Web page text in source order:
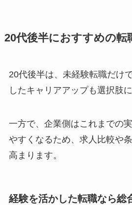
20代後半におすすめの転
20代後半は、未経験転職だけ
したキャリアアップも選択肢に
一方で、企業側はこれまでの
やすくなるため、求人比較や
高まります。
経験を活かした転職なら総